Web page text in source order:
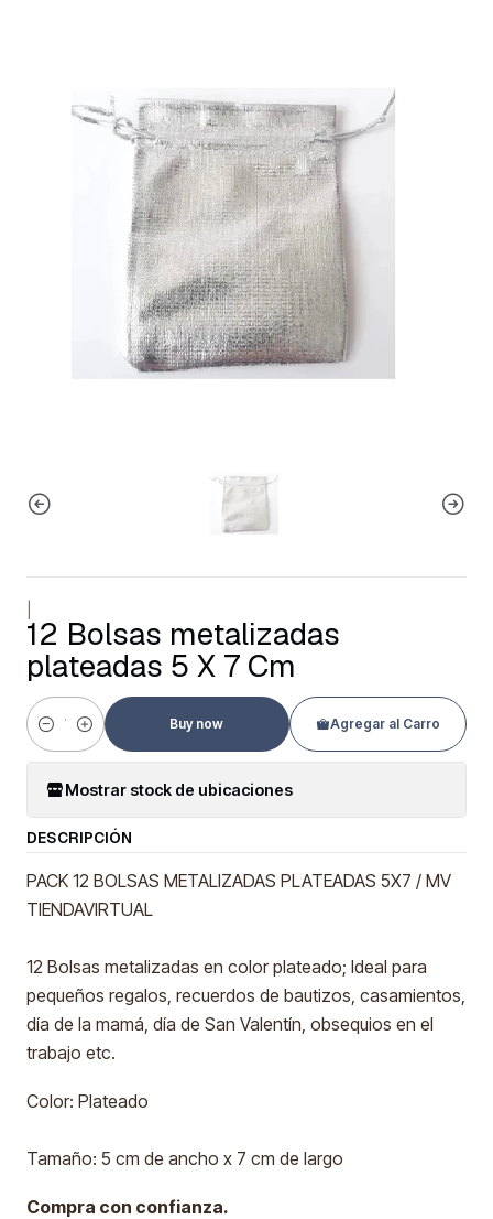
12 Bolsas metalizadas
plateadas 5 X 7 Cm
Cantidad
Agregar al Carro
Buy now
Mostrar stock de ubicaciones
DESCRIPCIÓN
PACK 12 BOLSAS METALIZADAS PLATEADAS 5X7 / MV
TIENDAVIRTUAL
12 Bolsas metalizadas en color plateado; Ideal para
pequeños regalos, recuerdos de bautizos, casamientos,
día de la mamá, día de San Valentín, obsequios en el
trabajo etc.
Color: Plateado
Tamaño: 5 cm de ancho x 7 cm de largo
Compra con confianza.